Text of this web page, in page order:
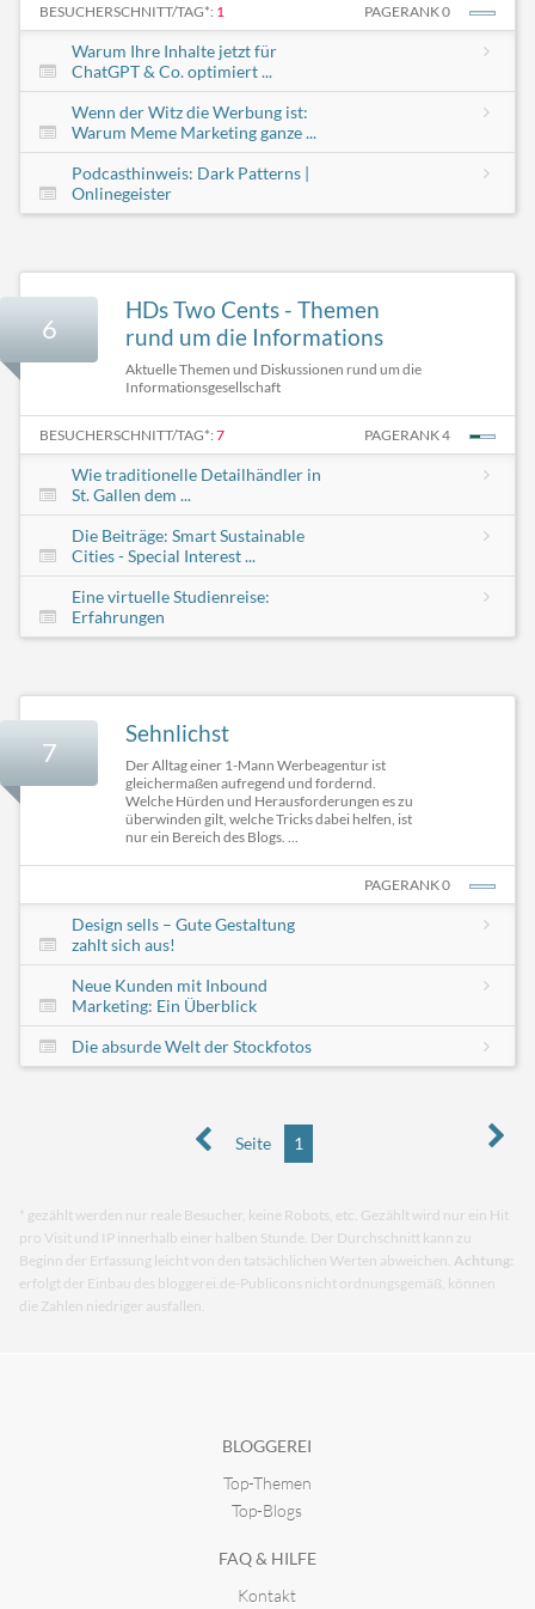
BESUCHERSCHNITT/TAG*: 1 PAGERANK 0
Warum Ihre Inhalte jetzt für
ChatGPT & Co. optimiert ...
Wenn der Witz die Werbung ist:
Warum Meme Marketing ganze ...
Podcasthinweis: Dark Patterns |
Onlinegeister
6
HDs Two Cents - Themen
rund um die Informations
Aktuelle Themen und Diskussionen rund um die
Informationsgesellschaft
BESUCHERSCHNITT/TAG*: 7 PAGERANK 4
Wie traditionelle Detailhändler in
St. Gallen dem ...
Die Beiträge: Smart Sustainable
Cities - Special Interest ...
Eine virtuelle Studienreise:
Erfahrungen
7
Sehnlichst
Der Alltag einer 1-Mann Werbeagentur ist
gleichermaßen aufregend und fordernd.
Welche Hürden und Herausforderungen es zu
überwinden gilt, welche Tricks dabei helfen, ist
nur ein Bereich des Blogs. ...
PAGERANK 0
Design sells – Gute Gestaltung
zahlt sich aus!
Neue Kunden mit Inbound
Marketing: Ein Überblick
Die absurde Welt der Stockfotos
Seite 1
* gezählt werden nur reale Besucher, keine Robots, etc. Gezählt wird nur ein Hit
pro Visit und IP innerhalb einer halben Stunde. Der Durchschnitt kann zu
Beginn der Erfassung leicht von den tatsächlichen Werten abweichen. Achtung:
erfolgt der Einbau des bloggerei.de-Publicons nicht ordnungsgemäß, können
die Zahlen niedriger ausfallen.
BLOGGEREI
Top-Themen
Top-Blogs
FAQ & HILFE
Kontakt